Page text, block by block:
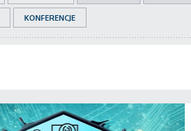
KONFERENCJE